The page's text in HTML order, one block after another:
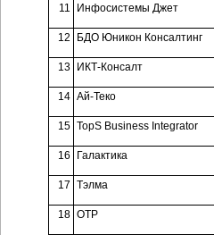
11 Инфосистемы Джет
12 БДО Юникон Консалтинг
13 ИКТ-Консалт
14 Ай-Теко
15 TopS Business Integrator
16 Галактика
17 Тэлма
18 ОТР